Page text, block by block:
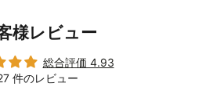
様レビュー
総合評価 4.93
件のレビュー